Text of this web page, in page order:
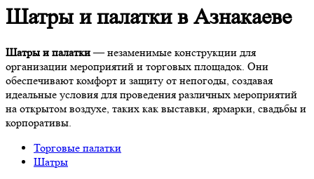
Шатры и палатки в Азнакаеве
Шатры и палатки— незаменимые конструкции для
организации мероприятий и торговых площадок. Они
обеспечивают комфорт и защиту от непогоды, создавая
идеальные условия для проведения различных мероприятий
на открытом воздухе, таких как выставки, ярмарки, свадьбы и
корпоративы.
Торговые палатки
Шатры